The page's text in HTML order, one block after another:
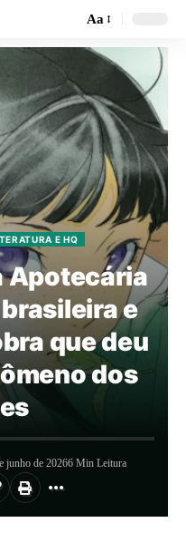
Aa
E HQ
Apotecária
e
que deu
dos
junho de 20266 Min Leitura